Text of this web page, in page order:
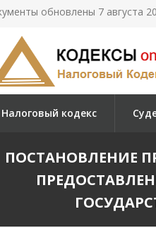
обновлены 7 августа
Налоговый кодекс
ПОСТАНОВЛЕНИЕ